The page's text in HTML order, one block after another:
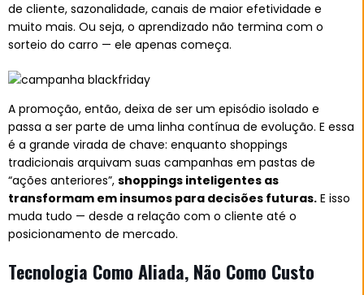
de cliente, sazonalidade, canais de maior efetividade e
muito mais. Ou seja, o aprendizado não termina com o
sorteio do carro — ele apenas começa.
A promoção, então, deixa de ser um episódio isolado e
passa a ser parte de uma linha contínua de evolução. E essa
é a grande virada de chave: enquanto shoppings
tradicionais arquivam suas campanhas em pastas de
“ações anteriores”, shoppings inteligentes as
transformam em insumos para decisões futuras. E isso
muda tudo — desde a relação com o cliente até o
posicionamento de mercado.
Tecnologia Como Aliada, Não Como Custo